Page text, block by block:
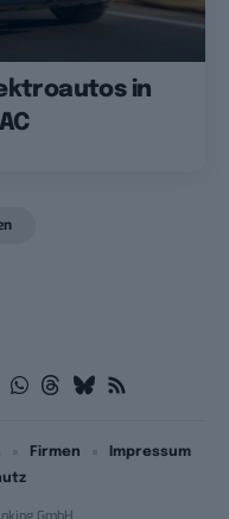
in
Firmen
Impressum